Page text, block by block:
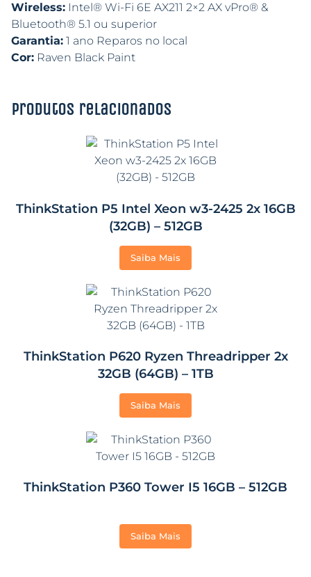
Wireless: Intel® Wi-Fi 6E AX211 2×2 AX vPro® &
Bluetooth® 5.1 ou superior
Garantia: 1 ano Reparos no local
Cor: Raven Black Paint
Produtos relacionados
ThinkStation P5 Intel Xeon w3-2425 2x 16GB
(32GB) – 512GB
Saiba Mais
ThinkStation P620 Ryzen Threadripper 2x
32GB (64GB) – 1TB
Saiba Mais
ThinkStation P360 Tower I5 16GB – 512GB
Saiba Mais